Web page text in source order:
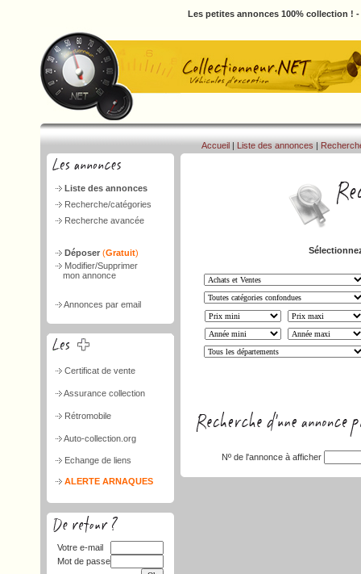
Les petites annonces 100% collection !
Liste des annonces
Recherche/catégories
Recherche avancée
Déposer (Gratuit)
Modifier/Supprimer
mon annonce
Annonces par email
Certificat de vente
Assurance collection
Rétromobile
Auto-collection.org
Echange de liens
ALERTE ARNAQUES
Votre e-mail
Mot de passe
Accueil | Liste des annonces |
Nº de l'annonce à afficher